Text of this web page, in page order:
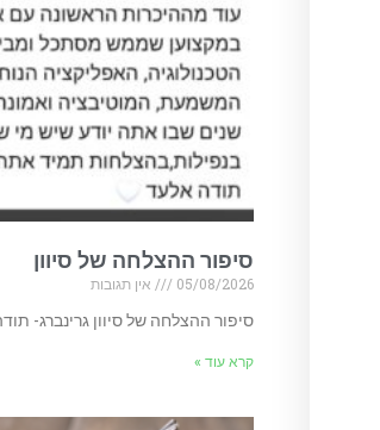
סיפור ההצלחה של סיוון
05/08/2026
אין תגובות
סיפור ההצלחה של סיוון גרינברג-
קרא עוד »